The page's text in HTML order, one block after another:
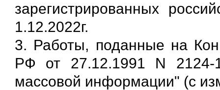
зарегистрированных
1.12.2022г.
3. Работы, поданные на
РФ от 27.12.1991 N 2124-
массовой информации" (с